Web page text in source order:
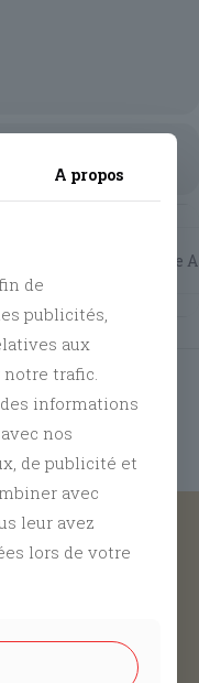
16ème édition de la
se déroule dans
2026 [hxmRH2ZJi]
réseaux @
Tiktok
A propos
de
publicités,
aux
trafic.
informations
nos
de publicité et
avec
leur avez
lors de votre